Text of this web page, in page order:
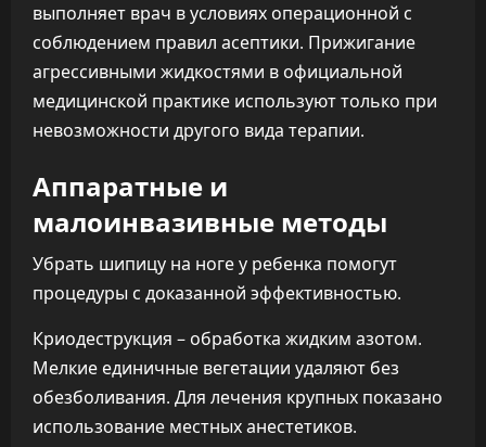
выполняет врач в условиях операционной с
соблюдением правил асептики. Прижигание
агрессивными жидкостями в официальной
медицинской практике используют только при
невозможности другого вида терапии.
Аппаратные и
малоинвазивные методы
Убрать шипицу на ноге у ребенка помогут
процедуры с доказанной эффективностью.
Криодеструкция – обработка жидким азотом.
Мелкие единичные вегетации удаляют без
обезболивания. Для лечения крупных показано
использование местных анестетиков.